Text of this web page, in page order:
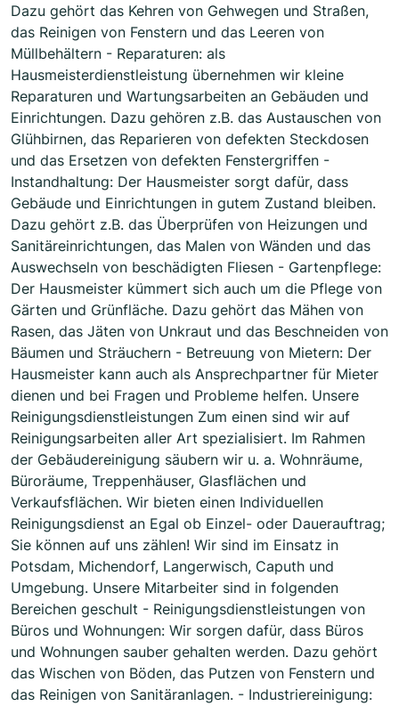
Dazu gehört das Kehren von Gehwegen und Straßen,
das Reinigen von Fenstern und das Leeren von
Müllbehältern - Reparaturen: als
Hausmeisterdienstleistung übernehmen wir kleine
Reparaturen und Wartungsarbeiten an Gebäuden und
Einrichtungen. Dazu gehören z.B. das Austauschen von
Glühbirnen, das Reparieren von defekten Steckdosen
und das Ersetzen von defekten Fenstergriffen -
Instandhaltung: Der Hausmeister sorgt dafür, dass
Gebäude und Einrichtungen in gutem Zustand bleiben.
Dazu gehört z.B. das Überprüfen von Heizungen und
Sanitäreinrichtungen, das Malen von Wänden und das
Auswechseln von beschädigten Fliesen - Gartenpflege:
Der Hausmeister kümmert sich auch um die Pflege von
Gärten und Grünfläche. Dazu gehört das Mähen von
Rasen, das Jäten von Unkraut und das Beschneiden von
Bäumen und Sträuchern - Betreuung von Mietern: Der
Hausmeister kann auch als Ansprechpartner für Mieter
dienen und bei Fragen und Probleme helfen. Unsere
Reinigungsdienstleistungen Zum einen sind wir auf
Reinigungsarbeiten aller Art spezialisiert. Im Rahmen
der Gebäudereinigung säubern wir u. a. Wohnräume,
Büroräume, Treppenhäuser, Glasflächen und
Verkaufsflächen. Wir bieten einen Individuellen
Reinigungsdienst an Egal ob Einzel- oder Dauerauftrag;
Sie können auf uns zählen! Wir sind im Einsatz in
Potsdam, Michendorf, Langerwisch, Caputh und
Umgebung. Unsere Mitarbeiter sind in folgenden
Bereichen geschult - Reinigungsdienstleistungen von
Büros und Wohnungen: Wir sorgen dafür, dass Büros
und Wohnungen sauber gehalten werden. Dazu gehört
das Wischen von Böden, das Putzen von Fenstern und
das Reinigen von Sanitäranlagen. - Industriereinigung: